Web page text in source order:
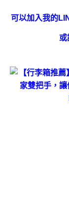
可以加入我的
或